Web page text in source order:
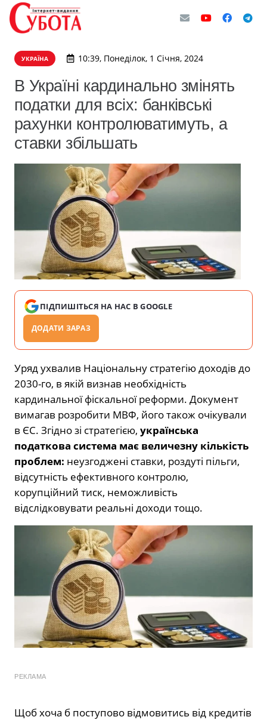
УКРАЇНА 10:39, Понеділок, 1 Січня, 2024
В Україні кардинально змінять
податки для всіх: банківські
рахунки контролюватимуть, а
ставки збільшать
ПІДПИШІТЬСЯ НА НАС В GOOGLE
ДОДАТИ ЗАРАЗ
Уряд ухвалив Національну стратегію доходів до
2030-го, в якій визнав необхідність
кардинальної фіскальної реформи. Документ
вимагав розробити МВФ, його також очікували
в ЄС. Згідно зі стратегією, українська
податкова система має величезну кількість
проблем: неузгоджені ставки, роздуті пільги,
відсутність ефективного контролю,
корупційний тиск, неможливість
відслідковувати реальні доходи тощо.
РЕКЛАМА
Щоб хоча б поступово відмовитись від кредитів